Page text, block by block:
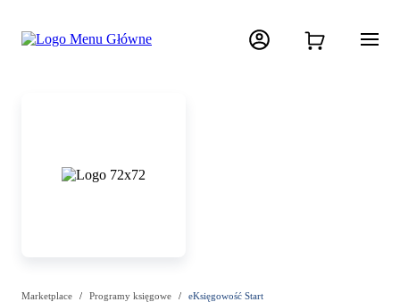
Marketplace Programy księgowe eKsięgowość Start